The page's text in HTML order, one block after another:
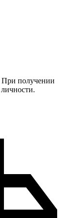
При получении
личности.